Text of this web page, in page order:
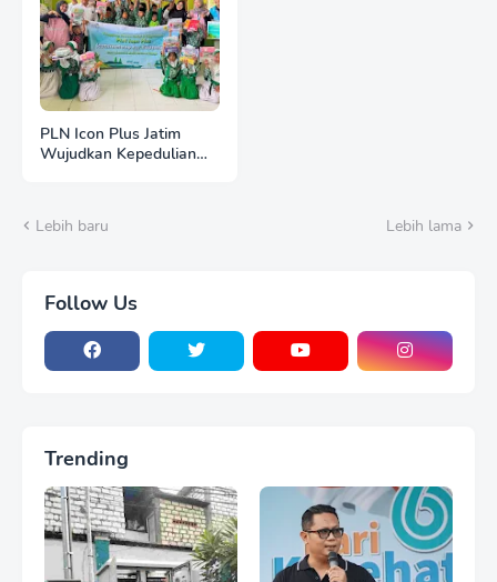
PLN Icon Plus Jatim
Wujudkan Kepedulian
Roudlotul Jannah
Lebih baru Lebih lama
Follow Us
Trending